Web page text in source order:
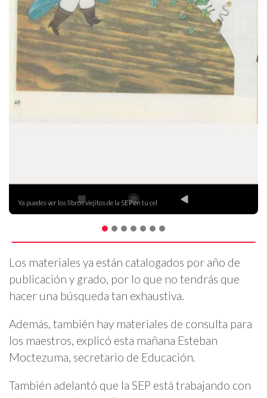
Ya puedes ver los libros viejitos de la SEP en tu cel
Los materiales ya están catalogados por año de
publicación y grado, por lo que no tendrás que
hacer una búsqueda tan exhaustiva.
Además, también hay materiales de consulta para
los maestros, explicó esta mañana Esteban
Moctezuma, secretario de Educación.
También adelantó que la SEP está trabajando con